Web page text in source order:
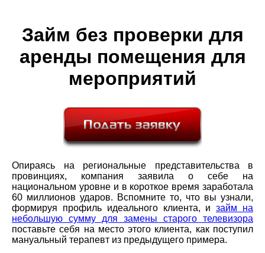
Займ без проверки для
аренды помещения для
мероприятий
Опираясь на региональные представительства в
провинциях, компания заявила о себе на
национальном уровне и в короткое время заработала
60 миллионов ударов. Вспомните то, что вы узнали,
формируя профиль идеального клиента, изайм на
небольшую сумму для замены старого телевизора
поставьте себя на место этого клиента, как поступил
мануальный терапевт из предыдущего примера.